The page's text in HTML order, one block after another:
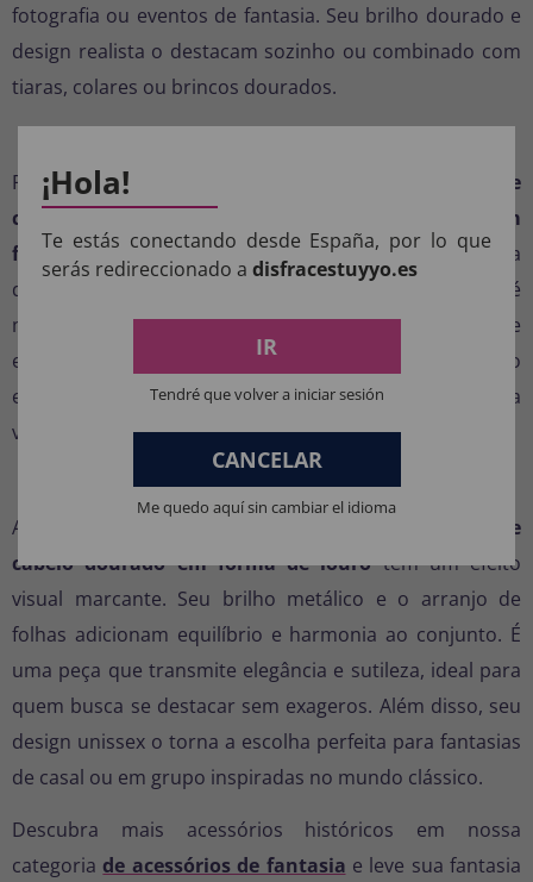
fotografia ou eventos de fantasia. Seu brilho dourado e
design realista o destacam sozinho ou combinado com
tiaras, colares ou brincos dourados.
Para um look completo, combine-o com
brincos e
colares dourados
faixa de cabeça maior com
folhas para um visual majestoso. Você pode usá-lo para
decorar penteados presos, coques trançados ou até
mesmo para completar um rabo de cavalo baixo e
elegante. Adicione uma capa leve ou um vestido
esvoaçante para criar uma presença digna de uma
verdadeira deusa olímpica.
Um pequeno detalhe com um grande impacto
Apesar do seu tamanho compacto, este
prendedor de
cabelo dourado em forma de lourotem um efeito
visual marcante. Seu brilho metálico e o arranjo de
folhas adicionam equilíbrio e harmonia ao conjunto. É
uma peça que transmite elegância e sutileza, ideal para
quem busca se destacar sem exageros. Além disso, seu
design unissex o torna a escolha perfeita para fantasias
de casal ou em grupo inspiradas no mundo clássico.
Descubra mais acessórios históricos em nossa
categoria de acessórios de fantasia e leve sua fantasia
¡Hola!
Te estás conectando desde España, por lo que
serás redireccionado a disfracestuyyo.es
IR
Tendré que volver a iniciar sesión
CANCELAR
Me quedo aquí sin cambiar el idioma